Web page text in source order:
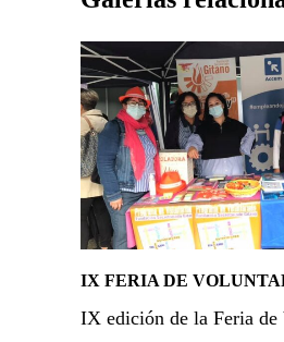
IX FERIA DE
IX edición de la Feria de